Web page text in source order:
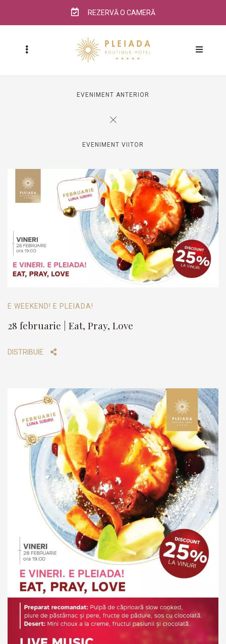
REZERVĂ O CAMERĂ
EVENIMENT ANTERIOR
EVENIMENT VIITOR
E WEEKEND! E PLEIADA!
28 februarie | Eat, Pray, Love
DISTRIBUIE